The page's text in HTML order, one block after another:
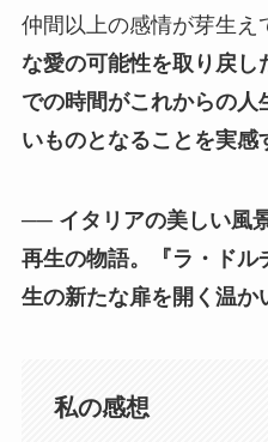
仲間以上の感情が芽生え
な愛の可能性を取り戻し
での時間がこれからの
いものとなることを実感
── イタリアの美しい風
再生の物語。『ラ・ドル
生の新たな扉を開く温か
私の感想